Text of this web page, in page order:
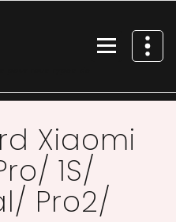
Xiaomi
1S/
Pro2/